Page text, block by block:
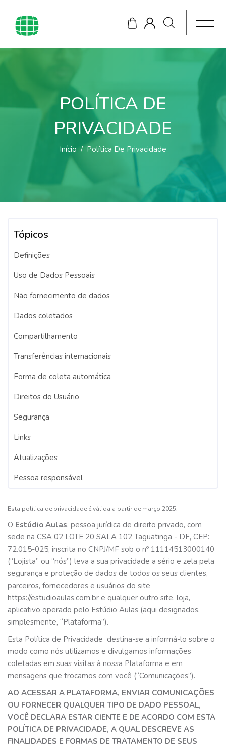
POLÍTICA DE
PRIVACIDADE
Início Política De Privacidade
Tópicos
Definições
Uso de Dados Pessoais
Não fornecimento de dados
Dados coletados
Compartilhamento
Transferências internacionais
Forma de coleta automática
Direitos do Usuário
Segurança
Links
Atualizações
Pessoa responsável
Esta política de privacidade é válida a partir de março 2025.
O Estúdio Aulas, pessoa jurídica de direito privado, com
sede na CSA 02 LOTE 20 SALA 102 Taguatinga - DF, CEP:
72.015-025, inscrita no CNPJ/MF sob o nº 11114513000140
(“Lojista” ou “nós”) leva a sua privacidade a sério e zela pela
segurança e proteção de dados de todos os seus clientes,
parceiros, fornecedores e usuários do site
https://estudioaulas.com.br e qualquer outro site, loja,
aplicativo operado pelo Estúdio Aulas (aqui designados,
simplesmente, “Plataforma”).
Esta Política de Privacidade destina-se a informá-lo sobre o
modo como nós utilizamos e divulgamos informações
coletadas em suas visitas à nossa Plataforma e em
mensagens que trocamos com você (“Comunicações”).
AO ACESSAR A PLATAFORMA, ENVIAR COMUNICAÇÕES
OU FORNECER QUALQUER TIPO DE DADO PESSOAL,
VOCÊ DECLARA ESTAR CIENTE E DE ACORDO COM ESTA
POLÍTICA DE PRIVACIDADE, A QUAL DESCREVE AS
FINALIDADES E FORMAS DE TRATAMENTO DE SEUS